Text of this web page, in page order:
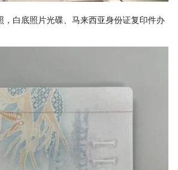
白底照片光碟、马来西亚身份证复印件办